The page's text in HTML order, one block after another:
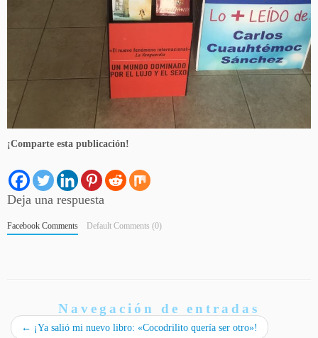
¡Comparte esta publicación!
Deja una respuesta
Facebook Comments Default Comments (0)
Navegación de entradas
← ¡Ya salió mi nuevo libro: «Cocodrilito quería ser otro»!